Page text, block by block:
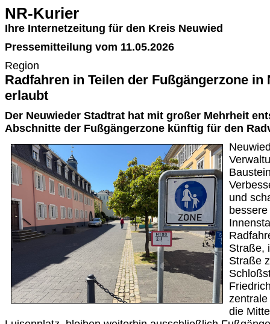
NR-Kurier
Ihre Internetzeitung für den Kreis Neuwied
Pressemitteilung vom 11.05.2026
Region
Radfahren in Teilen der Fußgängerzone in
erlaubt
Der Neuwieder Stadtrat hat mit großer Mehrheit
Abschnitte der Fußgängerzone künftig für den
und
Straße,
Straße
die